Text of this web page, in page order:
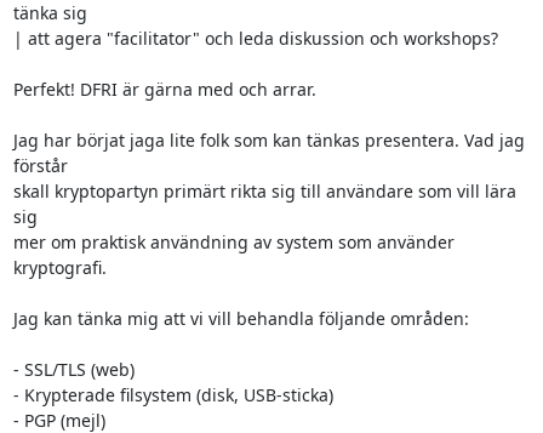
tänka sig
| att agera "facilitator" och leda diskussion och workshops?
Perfekt! DFRI är gärna med och arrar.
Jag har börjat jaga lite folk som kan tänkas presentera. Vad jag
förstår
skall kryptopartyn primärt rikta sig till användare som vill lära
sig
mer om praktisk användning av system som använder
kryptografi.
Jag kan tänka mig att vi vill behandla följande områden:
- SSL/TLS (web)
- Krypterade filsystem (disk, USB-sticka)
- PGP (mejl)